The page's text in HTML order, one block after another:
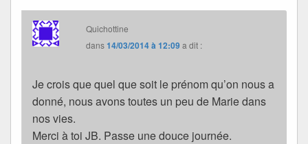
Quichottine
dans14/03/2014 à 12:09a dit :
Je crois que quel que soit le prénom qu’on nous a
donné, nous avons toutes un peu de Marie dans
nos vies.
Merci à toi JB. Passe une douce journée.